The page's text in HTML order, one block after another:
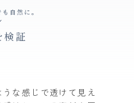
自然に。
検証
な感じで透けて見え